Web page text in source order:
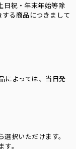
日祝・年末年始等除
る商品につきまして
によっては、当日発
択いただけます。
。